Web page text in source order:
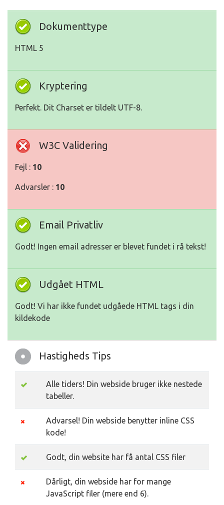
Dokumenttype
HTML 5
Kryptering
Perfekt. Dit Charset er tildelt UTF-8.
W3C Validering
Fejl : 10
Advarsler : 10
Email Privatliv
Godt! Ingen email adresser er blevet fundet i rå tekst!
Udgået HTML
Godt! Vi har ikke fundet udgåede HTML tags i din
kildekode
Hastigheds Tips
Alle tiders! Din webside bruger ikke nestede
tabeller.
Advarsel! Din webside benytter inline CSS
kode!
Godt, din website har få antal CSS filer
Dårligt, din webside har for mange
JavaScript filer (mere end 6).